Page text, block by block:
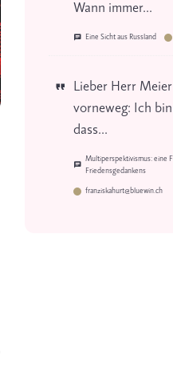
Wann immer...
Eine Sicht aus Russland
Lieber Herr
vorneweg: Ich
dass...
Multiperspektivismus: eine
Friedensgedankens
franziskahurt@bluewin.ch